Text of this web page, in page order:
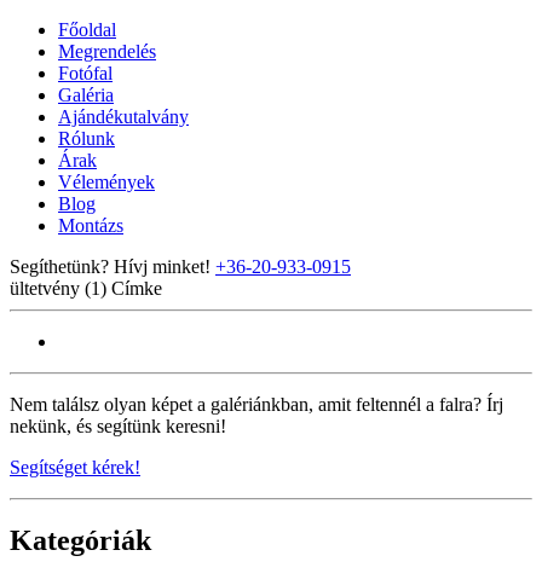
Főoldal
Megrendelés
Fotófal
Galéria
Ajándékutalvány
Rólunk
Árak
Vélemények
Blog
Montázs
Segíthetünk? Hívj minket! +36-20-933-0915
ültetvény (1) Címke
Nem találsz olyan képet a galériánkban, amit feltennél a falra? Írj
nekünk, és segítünk keresni!
Segítséget kérek!
Kategóriák